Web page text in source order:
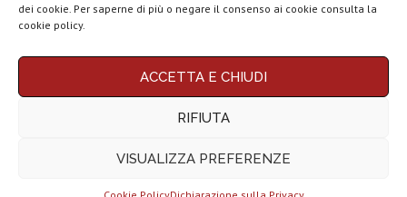
dei cookie. Per saperne di più o negare il consenso ai cookie consulta la
cookie policy.
ACCETTA E CHIUDI
RIFIUTA
VISUALIZZA PREFERENZE
Chi siamo Contatti Disclaimer Privacy policy
Questo blog non rappresenta una testata giornalistica in quanto viene aggiornato
Affiliazione Amazon EU, un programma che eroga ai siti una commissione
Tech4Dummies riceve un guadagno dagli acquisti idonei.
Apple lancia
Xiaomi lancia
Italia...